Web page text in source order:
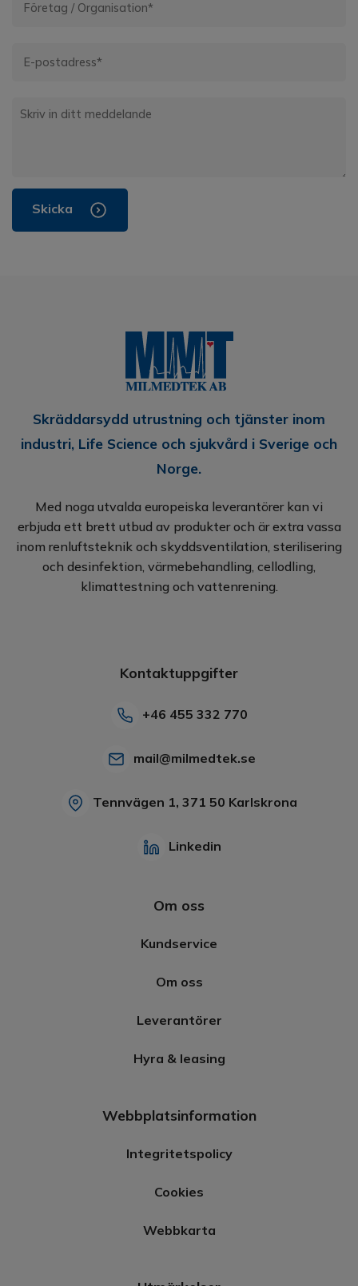
Skicka
Skräddarsydd utrustning och tjänster inom
industri, Life Science och sjukvård i Sverige och
Norge.
Med noga utvalda europeiska leverantörer kan vi
erbjuda ett brett utbud av produkter och är extra vassa
inom renluftsteknik och skyddsventilation, sterilisering
och desinfektion, värmebehandling, cellodling,
klimattestning och vattenrening.
Kontaktuppgifter
+46 455 332 770
mail@milmedtek.se
Tennvägen 1, 371 50 Karlskrona
Linkedin
Om oss
Kundservice
Om oss
Leverantörer
Hyra & leasing
Webbplatsinformation
Integritetspolicy
Cookies
Webbkarta